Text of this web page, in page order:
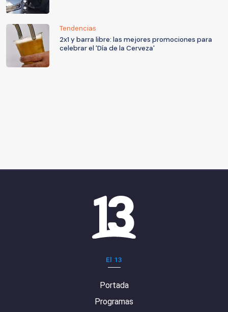
Tendencias
2x1 y barra libre: las mejores promociones para
celebrar el 'Día de la Cerveza'
El 13
Portada
Programas